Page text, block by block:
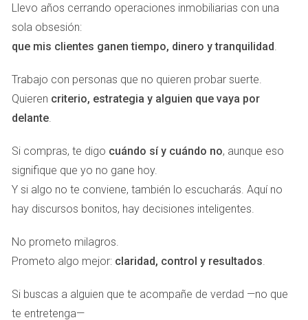
simplemente una nueva etapa vital. Del otro lado, quien
compra también vive una situación cargada de
expectativas, ilusiones y, en muchos casos, incertidumbre.
En este contexto, la tensión suele instalarse con facilidad.
Una conversación excesivamente formal puede aumentar
la distancia emocional entre las partes. Sin embargo, una
naturalidad o un comentario ingenioso pueden romper esa
barrera inicial y facilitar una relación mucho más cercana.
El humor no vende propiedades por sí solo. Lo que hace es
bajen la guardia y comiencen a confiar.
Llevo años cerrando operaciones inmobiliarias con una
sola obsesión:
que mis clientes ganen tiempo, dinero y tranquilidad.
Trabajo con personas que no quieren probar suerte.
Quieren criterio, estrategia y alguien que vaya por
delante.
Si compras, te digo cuándo sí y cuándo no, aunque eso
signifique que yo no gane hoy.
Y si algo no te conviene, también lo escucharás. Aquí no
hay discursos bonitos, hay decisiones inteligentes.
No prometo milagros.
Prometo algo mejor: claridad, control y resultados.
Si buscas a alguien que te acompañe de verdad —no que
te entretenga—